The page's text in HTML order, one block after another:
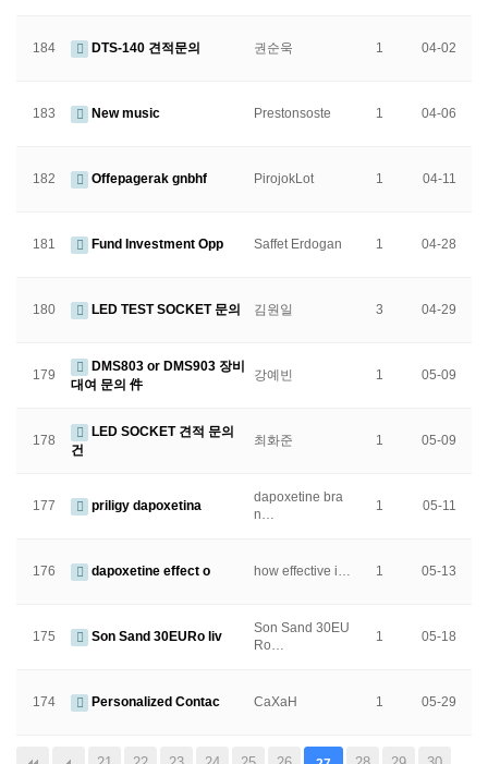
184 DTS-140 견적문의 권순욱 1 04-02
183 New music Prestonsoste 1 04-06
182 Offepagerak gnbhf PirojokLot 1 04-11
181 Fund Investment Opp Saffet Erdogan 1 04-28
180 LED TEST SOCKET 문의 김원일 3 04-29
179
DMS803 or DMS903 장비
대여 문의 件
강예빈 1 05-09
178
LED SOCKET 견적 문의
건
최화준 1 05-09
177 priligy dapoxetina
dapoxetine bra
n…
1 05-11
176 dapoxetine effect o how effective i… 1 05-13
175 Son Sand 30EURo liv
Son Sand 30EU
Ro…
1 05-18
174 Personalized Contac CaXaH 1 05-29